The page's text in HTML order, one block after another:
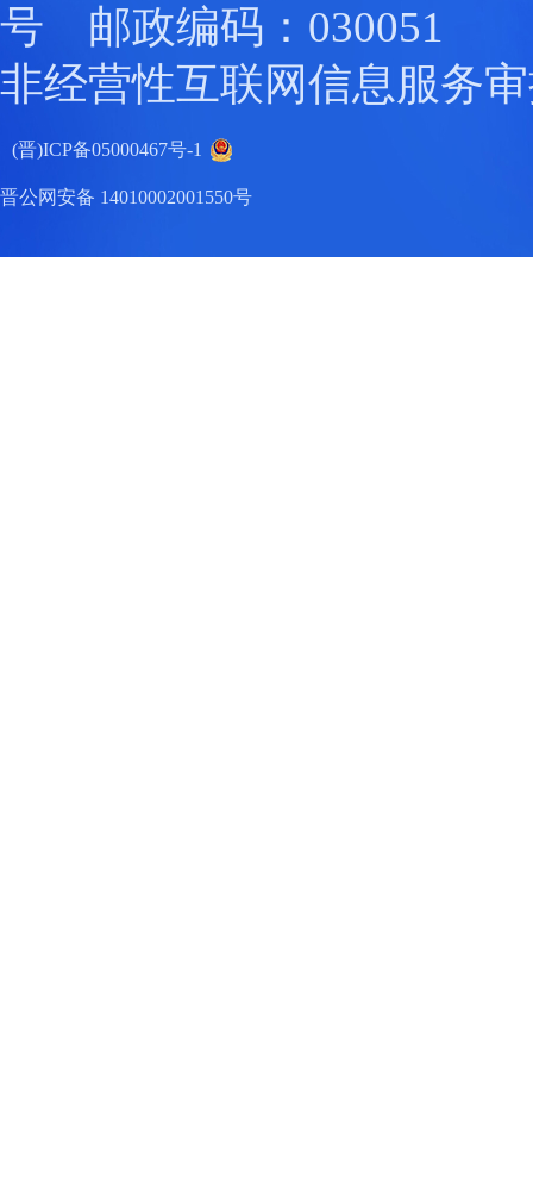
号 邮政编码：030051
非经营性互联网信息服务
(晋)ICP备05000467号-1
晋公网安备 14010002001550号